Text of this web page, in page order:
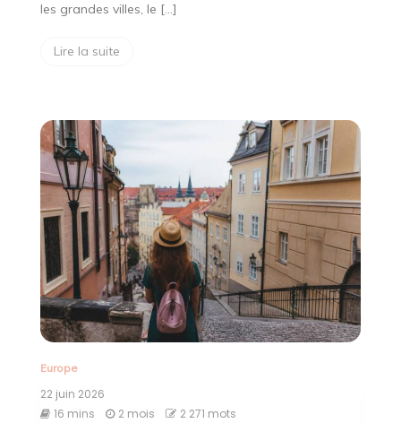
les grandes villes, le […]
Lire la suite
Europe
22 juin 2026
16 mins
2 mois 2 271 mots